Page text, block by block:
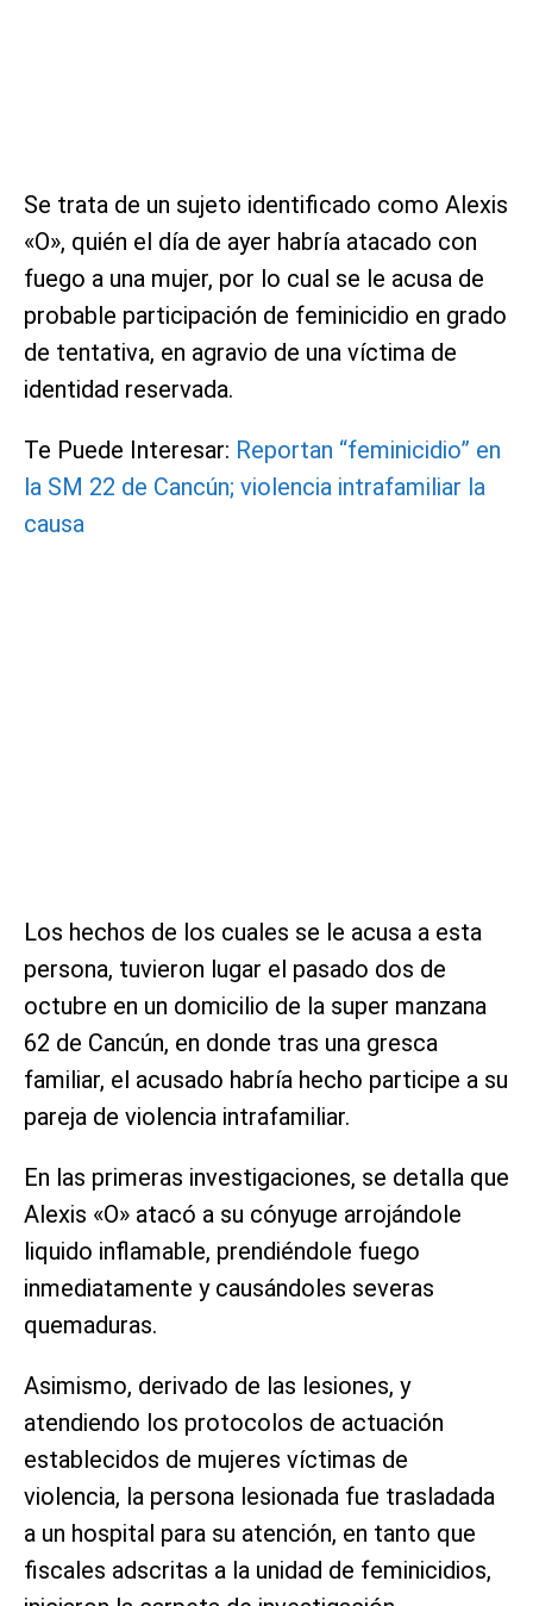
Se trata de un sujeto identificado como Alexis
«O», quién el día de ayer habría atacado con
fuego a una mujer, por lo cual se le acusa de
probable participación de feminicidio en grado
de tentativa, en agravio de una víctima de
identidad reservada.
Te Puede Interesar: Reportan “feminicidio” en
la SM 22 de Cancún; violencia intrafamiliar la
causa
Los hechos de los cuales se le acusa a esta
persona, tuvieron lugar el pasado dos de
octubre en un domicilio de la super manzana
62 de Cancún, en donde tras una gresca
familiar, el acusado habría hecho participe a su
pareja de violencia intrafamiliar.
En las primeras investigaciones, se detalla que
Alexis «O» atacó a su cónyuge arrojándole
liquido inflamable, prendiéndole fuego
inmediatamente y causándoles severas
quemaduras.
Asimismo, derivado de las lesiones, y
atendiendo los protocolos de actuación
establecidos de mujeres víctimas de
violencia, la persona lesionada fue trasladada
a un hospital para su atención, en tanto que
fiscales adscritas a la unidad de feminicidios,